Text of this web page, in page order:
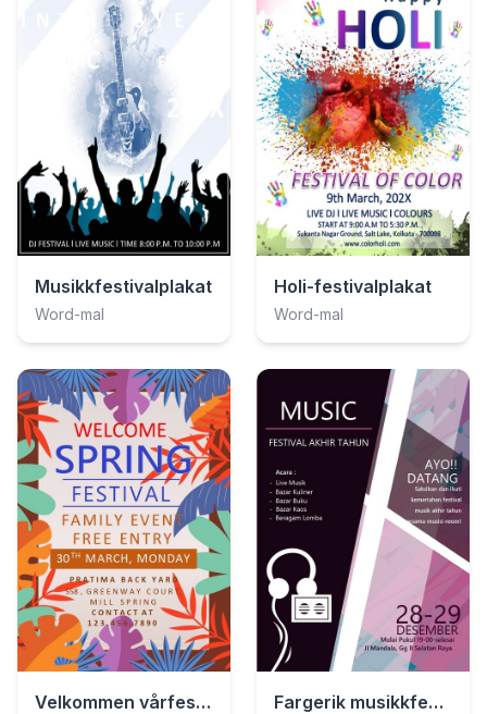
Musikkfestivalplakat
Word-mal
Holi-festivalplakat
Word-mal
Velkommen vårfestival-plakat Fargerik musikkfestivalplakat